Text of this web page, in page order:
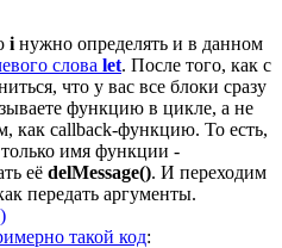
i нужно определять и в данном
слова let. После того, как с
что у вас все блоки сразу
функцию в цикле, а не
как callback-функцию. То есть,
имя функции -
её delMessage(). И переходим
передать аргументы.
такой код: